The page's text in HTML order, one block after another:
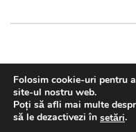
Copyright © 2018.
Folosim cookie-uri pentru
site-ul nostru web.
Poți să afli mai multe
să le dezactivezi în setări.